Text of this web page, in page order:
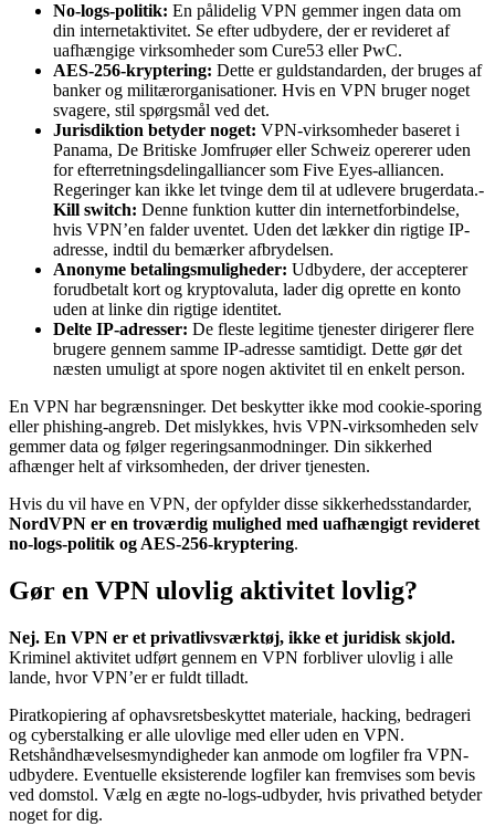
No-logs-politik: En pålidelig VPN gemmer ingen data om
din internetaktivitet. Se efter udbydere, der er revideret af
uafhængige virksomheder som Cure53 eller PwC.
AES-256-kryptering: Dette er guldstandarden, der bruges af
banker og militærorganisationer. Hvis en VPN bruger noget
svagere, stil spørgsmål ved det.
Jurisdiktion betyder noget: VPN-virksomheder baseret i
Panama, De Britiske Jomfruøer eller Schweiz opererer uden
for efterretningsdelingalliancer som Five Eyes-alliancen.
Regeringer kan ikke let tvinge dem til at udlevere brugerdata.-
Kill switch: Denne funktion kutter din internetforbindelse,
hvis VPN’en falder uventet. Uden det lækker din rigtige IP-
adresse, indtil du bemærker afbrydelsen.
Anonyme betalingsmuligheder: Udbydere, der accepterer
forudbetalt kort og kryptovaluta, lader dig oprette en konto
uden at linke din rigtige identitet.
Delte IP-adresser: De fleste legitime tjenester dirigerer flere
brugere gennem samme IP-adresse samtidigt. Dette gør det
næsten umuligt at spore nogen aktivitet til en enkelt person.
En VPN har begrænsninger. Det beskytter ikke mod cookie-sporing
eller phishing-angreb. Det mislykkes, hvis VPN-virksomheden selv
gemmer data og følger regeringsanmodninger. Din sikkerhed
afhænger helt af virksomheden, der driver tjenesten.
Hvis du vil have en VPN, der opfylder disse sikkerhedsstandarder,
NordVPN er en troværdig mulighed med uafhængigt revideret
no-logs-politik og AES-256-kryptering.
Gør en VPN ulovlig aktivitet lovlig?
Nej. En VPN er et privatlivsværktøj, ikke et juridisk skjold.
Kriminel aktivitet udført gennem en VPN forbliver ulovlig i alle
lande, hvor VPN’er er fuldt tilladt.
Piratkopiering af ophavsretsbeskyttet materiale, hacking, bedrageri
og cyberstalking er alle ulovlige med eller uden en VPN.
Retshåndhævelsesmyndigheder kan anmode om logfiler fra VPN-
udbydere. Eventuelle eksisterende logfiler kan fremvises som bevis
ved domstol. Vælg en ægte no-logs-udbyder, hvis privathed betyder
noget for dig.